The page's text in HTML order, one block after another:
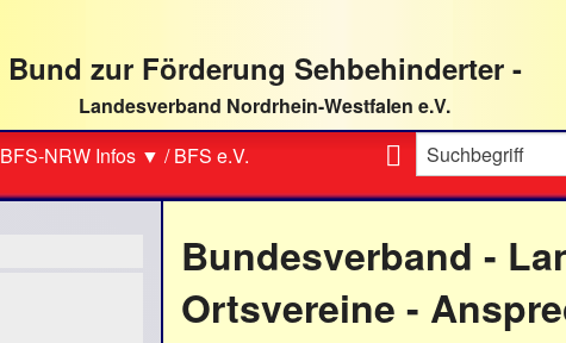
Bund zur Förderung Sehbehinderter -
Landesverband Nordrhein-Westfalen e.V.
BFS-NRW Infos ▼ /BFS e.V.
Suche
Bundesverband -
Ortsvereine -